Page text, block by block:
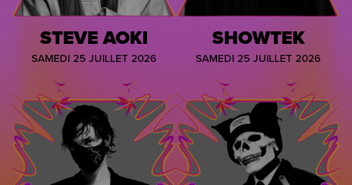
STEVE AOKI
SAMEDI 25 JUILLET 2026
SHOWTEK
SAMEDI 25 JUILLET 2026